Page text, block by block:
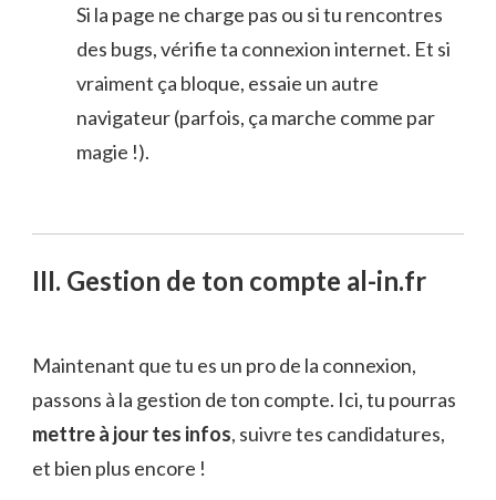
Si la page ne charge pas ou si tu rencontres
des bugs, vérifie ta connexion internet. Et si
vraiment ça bloque, essaie un autre
navigateur (parfois, ça marche comme par
magie !).
III. Gestion de ton compte al-in.fr
Maintenant que tu es un pro de la connexion,
passons à la gestion de ton compte. Ici, tu pourras
mettre à jour tes infos, suivre tes candidatures,
et bien plus encore !